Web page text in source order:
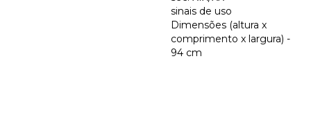
sinais de uso
Dimensões (altura x
comprimento x largura) -
94 cm